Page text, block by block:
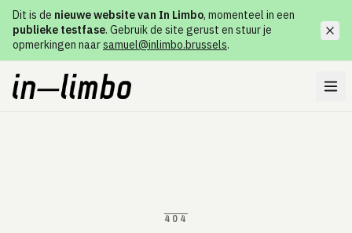
Dit is de nieuwe website van In Limbo, momenteel in een
publieke testfase. Gebruik de site gerust en stuur je
opmerkingen naarsamuel@inlimbo.brussels.
404